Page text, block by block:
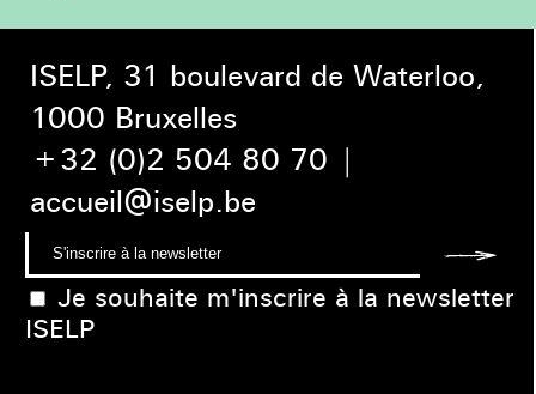
ISELP, 31 boulevard de Waterloo,
1000 Bruxelles
+32 (0)2 504 80 70 |
accueil@iselp.be
Je souhaite m'inscrire à la newsletter
ISELP